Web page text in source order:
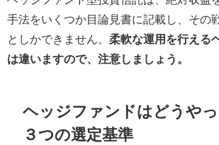
手法をいくつか目論見書に記載し、その
としかできません。 柔軟な運用を行える
は違いますので、注意しましょう。
ヘッジファンドはどうやっ
３つの選定基準